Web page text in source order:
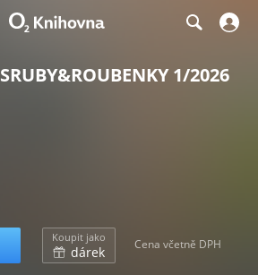
SRUBY&ROUBENKY 1/2026
Koupit jako
dárek Cena včetně DPH